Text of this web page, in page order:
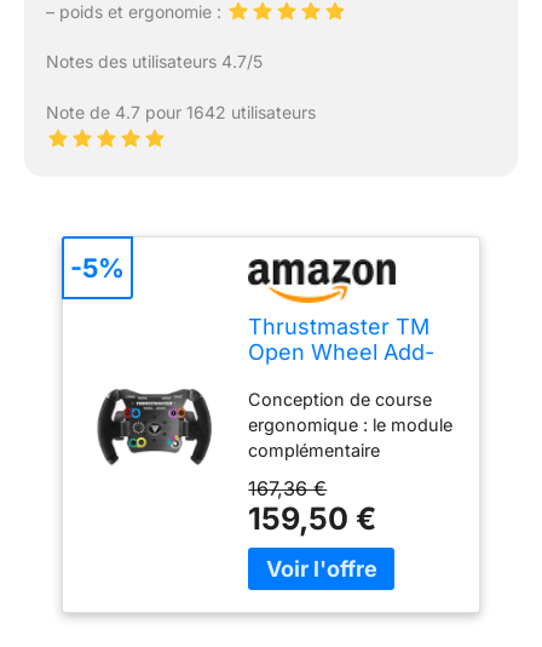
– poids et ergonomie :
Notes des utilisateurs 4.7/5
Note de 4.7 pour 1642 utilisateurs
Thrustmaster TM
Open Wheel Add-
course haute
performance au
design
ergonomique pour
PC, PS4, PS5, PS5
Pro, Xbox One et
Xbox Series X|S
Conception de course
ergonomique : le module
complémentaire
Wheel présente une
conception haute
performance inspirée des
voitures de course à
167,36 €
159,50 €
-5%